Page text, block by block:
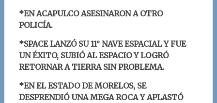
*EN ACAPULCO ASESINARON A OTRO
POLICÍA.
*SPACE LANZÓ SU 11° NAVE ESPACIAL Y FUE
UN ÉXITO, SUBIÓ AL ESPACIO Y LOGRÓ
RETORNAR A TIERRA SIN PROBLEMA.
*EN EL ESTADO DE MORELOS, SE
DESPRENDIÓ UNA MEGA ROCA Y APLASTÓ